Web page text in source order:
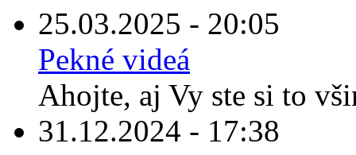
25.03.2025 - 20:05
Pekné videá
Ahojte, aj Vy ste si to
31.12.2024 - 17:38